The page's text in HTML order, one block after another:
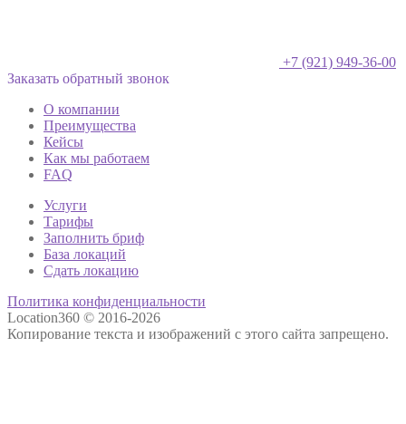
+7 (921) 949-36-00
Заказать обратный звонок
О компании
Преимущества
Кейсы
Как мы работаем
FAQ
Услуги
Тарифы
Заполнить бриф
База локаций
Сдать локацию
Политика конфиденциальности
Location360 © 2016-2026
Копирование текста и изображений с этого сайта запрещено.